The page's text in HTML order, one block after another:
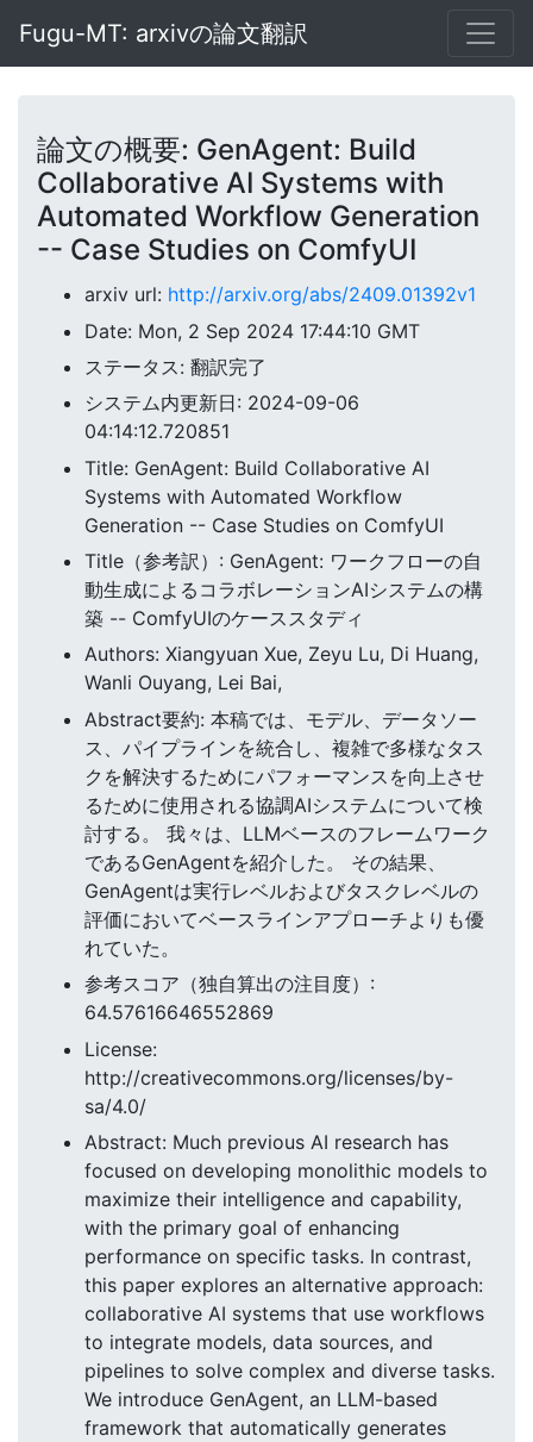
Fugu-MT: arxivの論文翻訳
論文の概要: GenAgent: Build
Collaborative AI Systems with
Automated Workflow Generation
-- Case Studies on ComfyUI
arxiv url: http://arxiv.org/abs/2409.01392v1
Date: Mon, 2 Sep 2024 17:44:10 GMT
ステータス: 翻訳完了
システム内更新日: 2024-09-06
04:14:12.720851
Title: GenAgent: Build Collaborative AI
Systems with Automated Workflow
Generation -- Case Studies on ComfyUI
Title（参考訳）: GenAgent: ワークフローの自
動生成によるコラボレーションAIシステムの構
築 -- ComfyUIのケーススタディ
Authors: Xiangyuan Xue, Zeyu Lu, Di Huang,
Wanli Ouyang, Lei Bai,
Abstract要約: 本稿では、モデル、データソー
ス、パイプラインを統合し、複雑で多様なタス
クを解決するためにパフォーマンスを向上させ
るために使用される協調AIシステムについて検
討する。 我々は、LLMベースのフレームワーク
であるGenAgentを紹介した。 その結果、
GenAgentは実行レベルおよびタスクレベルの
評価においてベースラインアプローチよりも優
れていた。
参考スコア（独自算出の注目度）:
64.57616646552869
License:
http://creativecommons.org/licenses/by-
sa/4.0/
Abstract: Much previous AI research has
focused on developing monolithic models to
maximize their intelligence and capability,
with the primary goal of enhancing
performance on specific tasks. In contrast,
this paper explores an alternative approach:
collaborative AI systems that use workflows
to integrate models, data sources, and
pipelines to solve complex and diverse tasks.
We introduce GenAgent, an LLM-based
framework that automatically generates